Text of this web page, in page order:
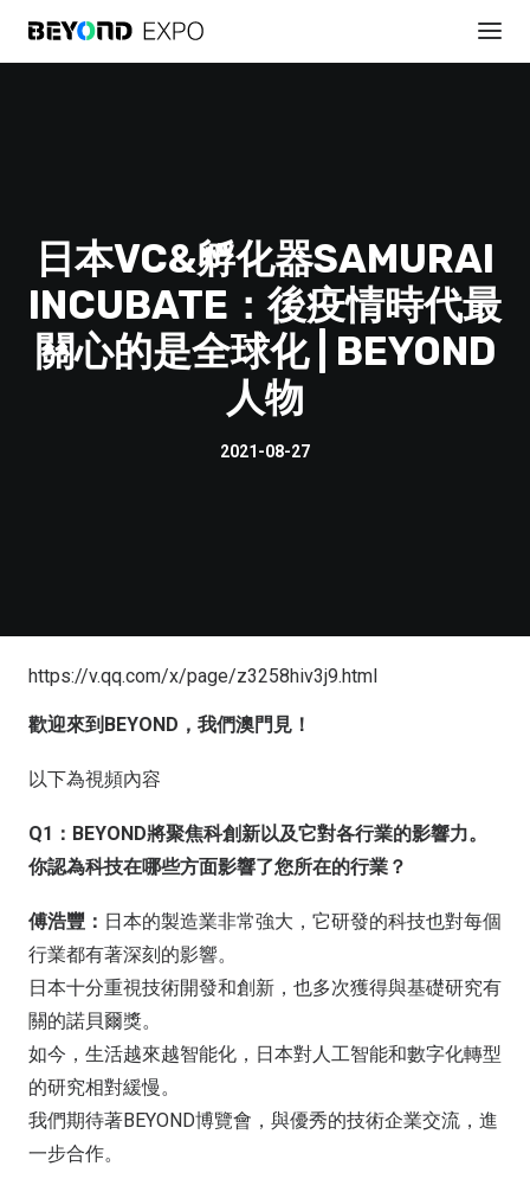
註冊參會
日本VC&孵化器SAMURAI
INCUBATE：後疫情時代最
關心的是全球化 | BEYOND
人物
2021-08-27
https://v.qq.com/x/page/z3258hiv3j9.html
歡迎來到BEYOND， 我們澳門見！
以下為視頻內容
Q1：BEYOND將聚焦科創新以及它對各行業的影響力。
你認為科技在哪些方面影響了您所在的行業？
傅浩豐： 日本的製造業非常強大，它研發的科技也對每個
行業都有著深刻的影響。
日本十分重視技術開發和創新，也多次獲得與基礎研究有
關的諾貝爾獎。
如今，生活越來越智能化，日本對人工智能和數字化轉型
的研究相對緩慢。
我們期待著BEYOND博覽會，與優秀的技術企業交流，進
一步合作。